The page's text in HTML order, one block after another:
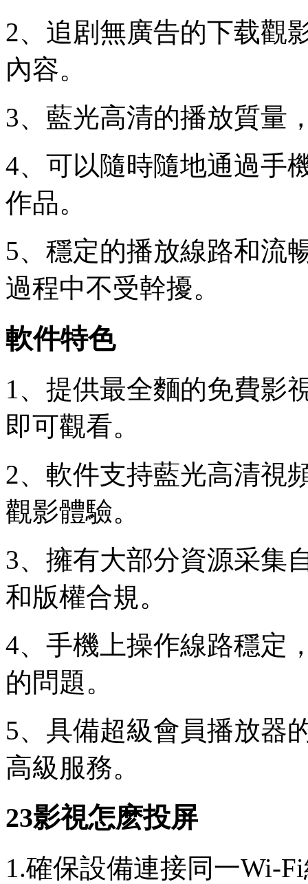
2、追剧無廣告的下载觀
內容。
3、藍光高清的播放質量
4、可以隨時隨地通過手
作品。
5、穩定的播放線路和流
過程中不受幹擾。
軟件特色
1、提供最全麵的免費影
即可觀看。
2、軟件支持藍光高清視
觀影體驗。
3、擁有大部分資源采集
和版權合規。
4、手機上操作線路穩定
的問題。
5、具備超級會員播放器
高級服務。
23影視怎麽投屏
1.確保設備連接同一Wi-